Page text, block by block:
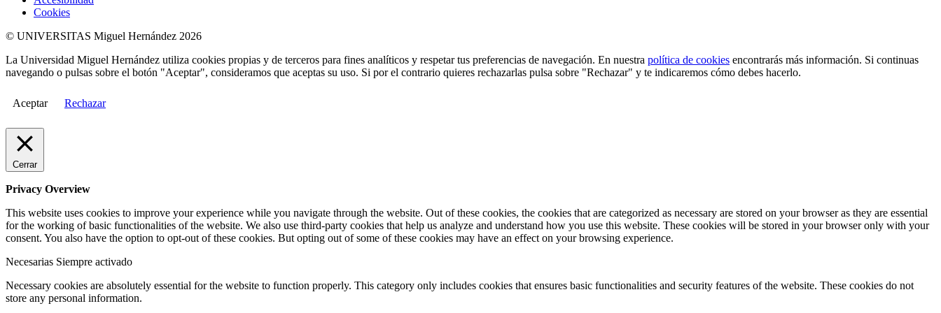
Cookies
© UNIVERSITAS Miguel Hernández 2026
La Universidad Miguel Hernández utiliza cookies propias y de terceros para fines analíticos y respetar tus preferencias de navegación. En nuestra política de cookies encontrarás más información. Si continuas
navegando o pulsas sobre el botón "Aceptar", consideramos que aceptas su uso. Si por el contrario quieres rechazarlas pulsa sobre "Rechazar" y te indicaremos cómo debes hacerlo.
Aceptar Rechazar
Cerrar
Privacy Overview
This website uses cookies to improve your experience while you navigate through the website. Out of these cookies, the cookies that are categorized as necessary are stored on your browser as they are essential
for the working of basic functionalities of the website. We also use third-party cookies that help us analyze and understand how you use this website. These cookies will be stored in your browser only with your
consent. You also have the option to opt-out of these cookies. But opting out of some of these cookies may have an effect on your browsing experience.
Necesarias Siempre activado
Necessary cookies are absolutely essential for the website to function properly. This category only includes cookies that ensures basic functionalities and security features of the website. These cookies do not
store any personal information.